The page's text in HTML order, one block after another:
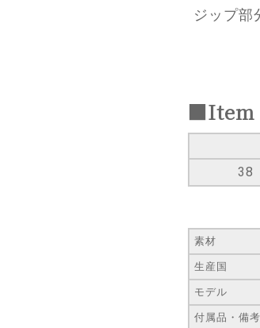
ジップ部
■Item
38
素材
生産国
モデル
付属品・備考